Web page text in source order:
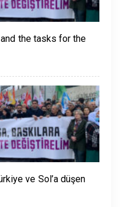
the tasks for the
ve Sol’a düşen